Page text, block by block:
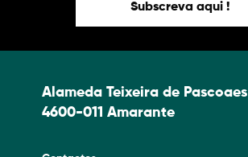
Subscreva aqui !
Alameda Teixeira de Pascoaes
4600-011 Amarante